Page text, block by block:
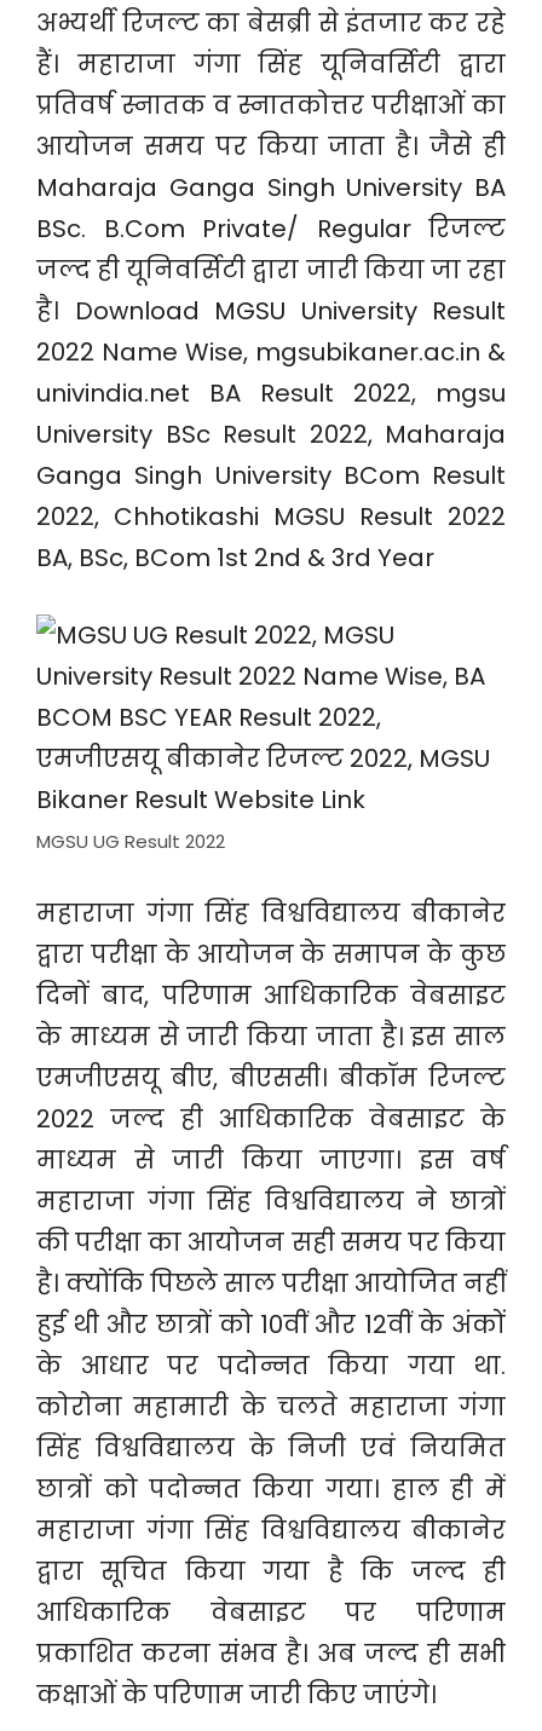
अभ्यर्थी रिजल्ट का बेसब्री से इंतजार कर रहे
हैं। महाराजा गंगा सिंह यूनिवर्सिटी द्वारा
प्रतिवर्ष स्नातक व स्नातकोत्तर परीक्षाओं का
आयोजन समय पर किया जाता है। जैसे ही
Maharaja Ganga Singh University BA
BSc. B.Com Private/ Regular रिजल्ट
जल्द ही यूनिवर्सिटी द्वारा जारी किया जा रहा
है। Download MGSU University Result
2022 Name Wise, mgsubikaner.ac.in &
univindia.net BA Result 2022, mgsu
University BSc Result 2022, Maharaja
Ganga Singh University BCom Result
2022, Chhotikashi MGSU Result 2022
BA, BSc, BCom 1st 2nd & 3rd Year
MGSU UG Result 2022
महाराजा गंगा सिंह विश्वविद्यालय बीकानेर
द्वारा परीक्षा के आयोजन के समापन के कुछ
दिनों बाद, परिणाम आधिकारिक वेबसाइट
के माध्यम से जारी किया जाता है। इस साल
एमजीएसयू बीए, बीएससी। बीकॉम रिजल्ट
2022 जल्द ही आधिकारिक वेबसाइट के
माध्यम से जारी किया जाएगा। इस वर्ष
महाराजा गंगा सिंह विश्वविद्यालय ने छात्रों
की परीक्षा का आयोजन सही समय पर किया
है। क्योंकि पिछले साल परीक्षा आयोजित नहीं
हुई थी और छात्रों को 10वीं और 12वीं के अंकों
के आधार पर पदोन्नत किया गया था.
कोरोना महामारी के चलते महाराजा गंगा
सिंह विश्वविद्यालय के निजी एवं नियमित
छात्रों को पदोन्नत किया गया। हाल ही में
महाराजा गंगा सिंह विश्वविद्यालय बीकानेर
द्वारा सूचित किया गया है कि जल्द ही
आधिकारिक वेबसाइट पर परिणाम
प्रकाशित करना संभव है। अब जल्द ही सभी
कक्षाओं के परिणाम जारी किए जाएंगे।